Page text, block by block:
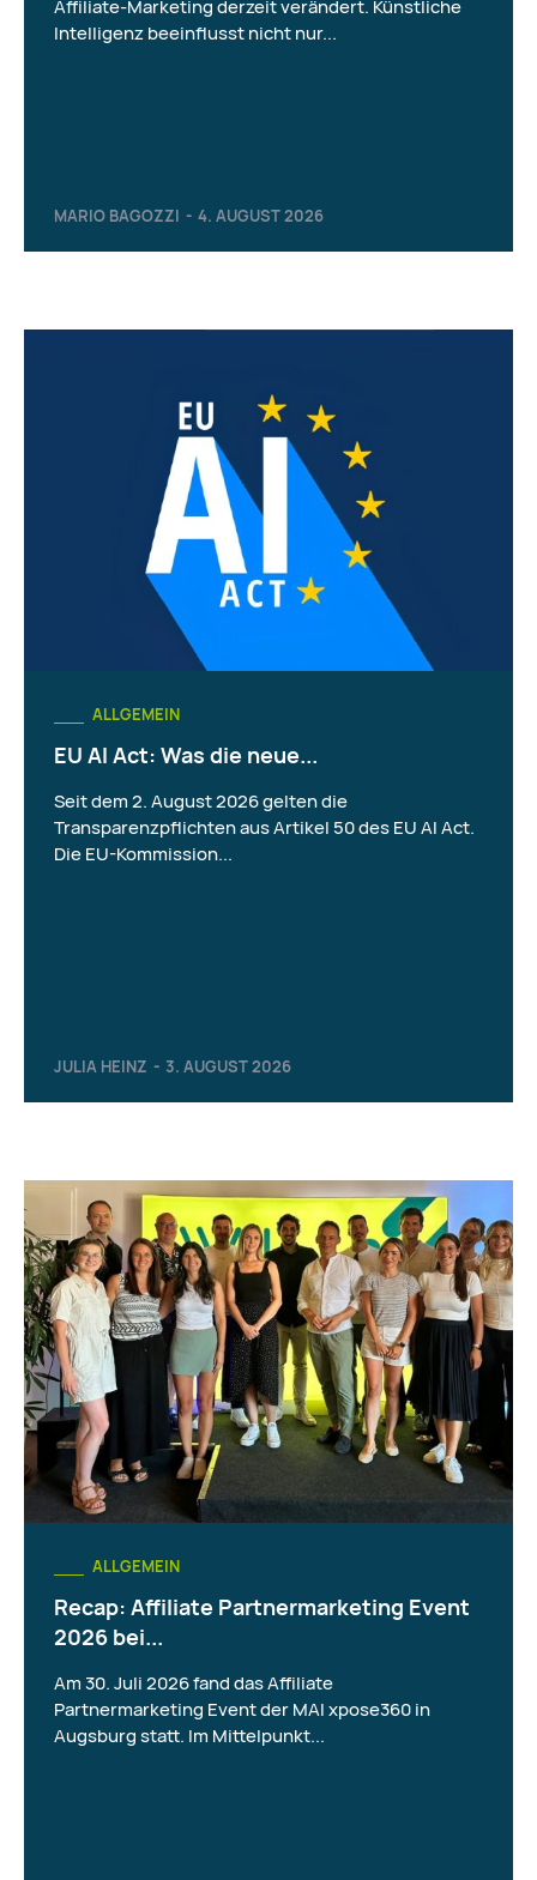
MARIO BAGOZZI - 4. AUGUST 2026
Affiliate-Marketing derzeit verändert. Künstliche
Intelligenz beeinflusst nicht nur...
ALLGEMEIN
EU AI Act: Was die neue...
JULIA HEINZ - 3. AUGUST 2026
Seit dem 2. August 2026 gelten die
Transparenzpflichten aus Artikel 50 des EU AI Act.
Die EU-Kommission...
ALLGEMEIN
Recap: Affiliate Partnermarketing Event
2026 bei...
Am 30. Juli 2026 fand das Affiliate
Partnermarketing Event der MAI xpose360 in
Augsburg statt. Im Mittelpunkt...